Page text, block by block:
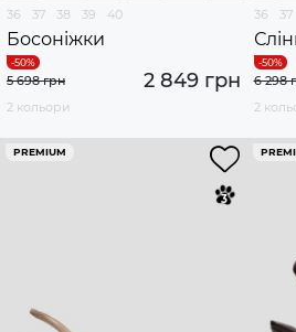
36 37 38 39 40
Босоніжки
2 849 грн
5 698 грн
2 кольори
36 37
6 298
2
PREMIUM